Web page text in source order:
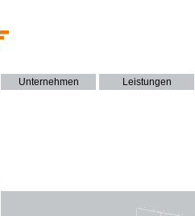
Unternehmen Leistungen